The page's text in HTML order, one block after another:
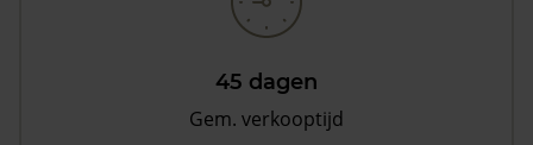
45 dagen
Gem. verkooptijd